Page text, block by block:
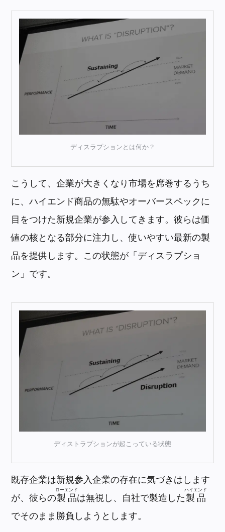
ディスラプションとは何か？
こうして、企業が大きくなり市場を席巻するうち
に、ハイエンド商品の無駄やオーバースペックに
目をつけた新規企業が参入してきます。彼らは価
値の核となる部分に注力し、使いやすい最新の製
品を提供します。この状態が「ディスラプショ
ン」です。
ディストラプションが起こっている状態
既存企業は新規参入企業の存在に気づきはします
が、彼らの製品
ローエンド
は無視し、自社で製造した製品
ハイエンド
でそのまま勝負しようとします。